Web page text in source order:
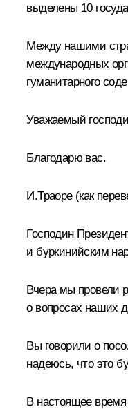
выделены 10
Между нашими
международных
гуманитарного
Уважаемый
Благодарю вас.
И.Траоре (как
Господин
и буркинийским
Вчера мы провели
о вопросах наших
Вы говорили о
надеюсь, что это
В настоящее